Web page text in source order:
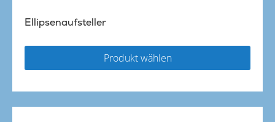
Ellipsenaufsteller
Produkt wählen